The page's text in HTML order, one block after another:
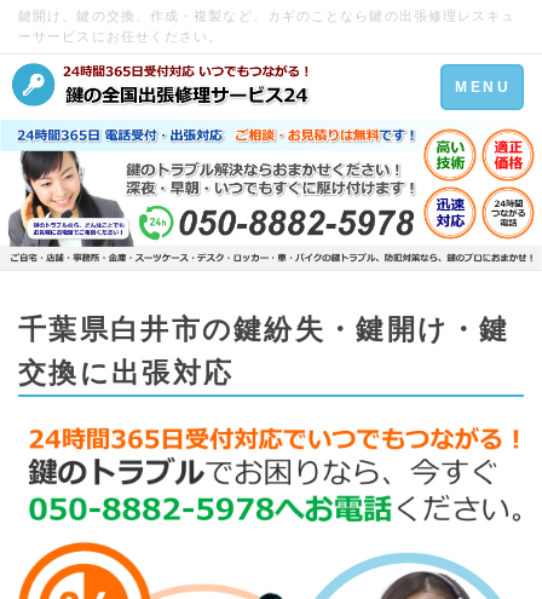
鍵開け、鍵の交換、作成・複製など、カギのことなら鍵の出張修理レスキュ
ーサービスにお任せください。
Toggle
navigation
MENU
千葉県白井市の鍵紛失・鍵開け・鍵
交換に出張対応